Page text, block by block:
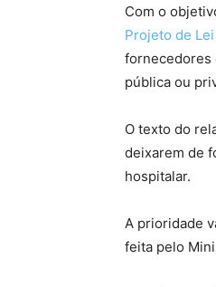
Com o
Projeto de Lei
fornecedores
pública ou
O texto do
deixarem de
hospitalar.
A prioridade
feita pelo